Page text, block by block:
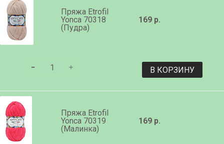
Пряжа Etrofil
Yonca 70318
(Пудра)
169 р.
В КОРЗИНУ
Пряжа Etrofil
Yonca 70319
(Малинка)
169 р.